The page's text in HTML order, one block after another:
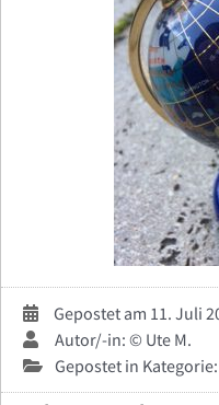
Gepostet am 11. Juli
Autor/-in: © Ute M.
Gepostet in Kategorie: